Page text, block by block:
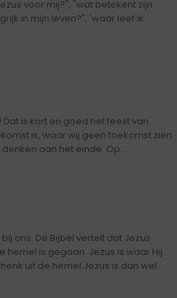
voor mij?", "wat betekent zijn
in mijn leven?", 'waar leef ik...
is kort en goed het feest van
is, waar wij geen toekomst zien.
aan het einde. Op...
ons. De Bijbel vertelt dat Jezus
hemel is gegaan. Jezus is waar Hij
uit de hemel.Jezus is dan wel...